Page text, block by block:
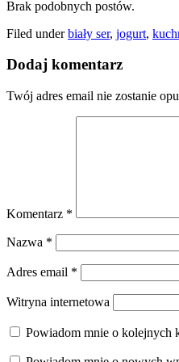
Brak podobnych postów.
Filed underbiały ser, jogurt,
Dodaj komentarz
Twój adres email nie zostanie
Komentarz *
Nazwa *
Adres email *
Witryna internetowa
Powiadom mnie o kolejnych